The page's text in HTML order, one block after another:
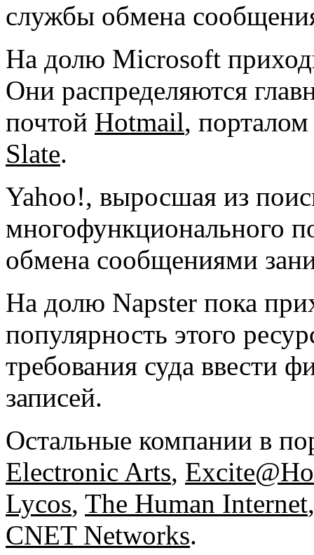
службы обмена
На долю Microsoft
Они распределяются
почтой Hotmail,
Slate.
Yahoo!, выросшая из
многофункционального
обмена сообщениями
На долю Napster пока
популярность этого
требования суда ввести
записей.
Остальные компании в
Electronic Arts,
Lycos, The Human Internet
CNET Networks.